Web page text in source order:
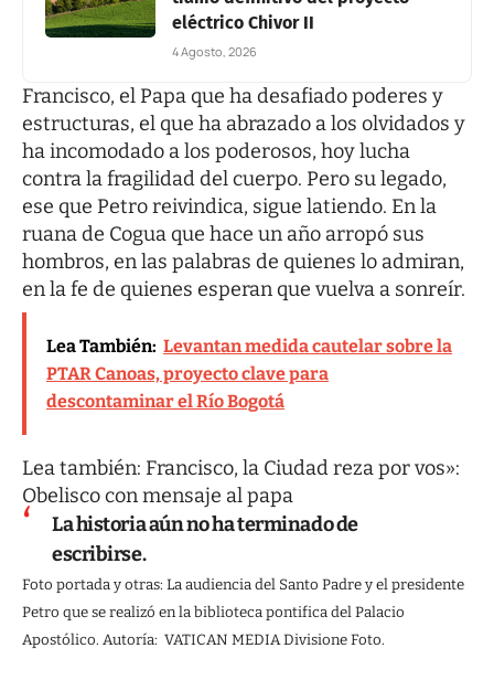
eléctrico Chivor II
4 Agosto, 2026
Francisco, el Papa que ha desafiado poderes y
estructuras, el que ha abrazado a los olvidados y
ha incomodado a los poderosos, hoy lucha
contra la fragilidad del cuerpo. Pero su legado,
ese que Petro reivindica, sigue latiendo. En la
ruana de Cogua que hace un año arropó sus
hombros, en las palabras de quienes lo admiran,
en la fe de quienes esperan que vuelva a sonreír.
Lea También: Levantan medida cautelar sobre la
PTAR Canoas, proyecto clave para
descontaminar el Río Bogotá
Lea también: Francisco, la Ciudad reza por vos»:
Obelisco con mensaje al papa
La historia aún no ha terminado de
escribirse.
Foto portada y otras: La audiencia del Santo Padre y el presidente
Petro que se realizó en la biblioteca pontifica del Palacio
Apostólico. Autoría: VATICAN MEDIA Divisione Foto.